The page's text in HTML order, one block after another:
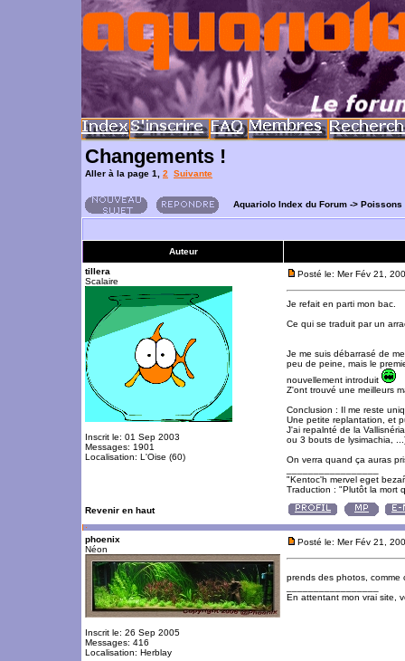
Changements !
Aller à la page 1 2 Suivante
Aquariolo Index du Forum -> Poissons
Auteur
tillera
Scalaire
Inscrit le: 01 Sep 2003
Messages: 1901
Localisation: L'Oise (60)
Posté le: Mer Fév 21,
Je refait en parti mon bac.
Ce qui se traduit par un
Je me suis débarrasé de
peu de peine, mais le
nouvellement introduit
Z'ont trouvé une meilleurs
Conclusion : Il me reste
Une petite replantation, et
J'ai repalnté de la
ou 3 bouts de lysimachia,
On verra quand ça auras
"Kentoc'h mervel eget
Traduction : "Plutôt la mort
Revenir en haut
phoenix
Néon
Inscrit le: 26 Sep 2005
Messages: 416
Localisation: Herblay
Posté le: Mer Fév 21,
prends des photos,
En attentant mon vrai site,